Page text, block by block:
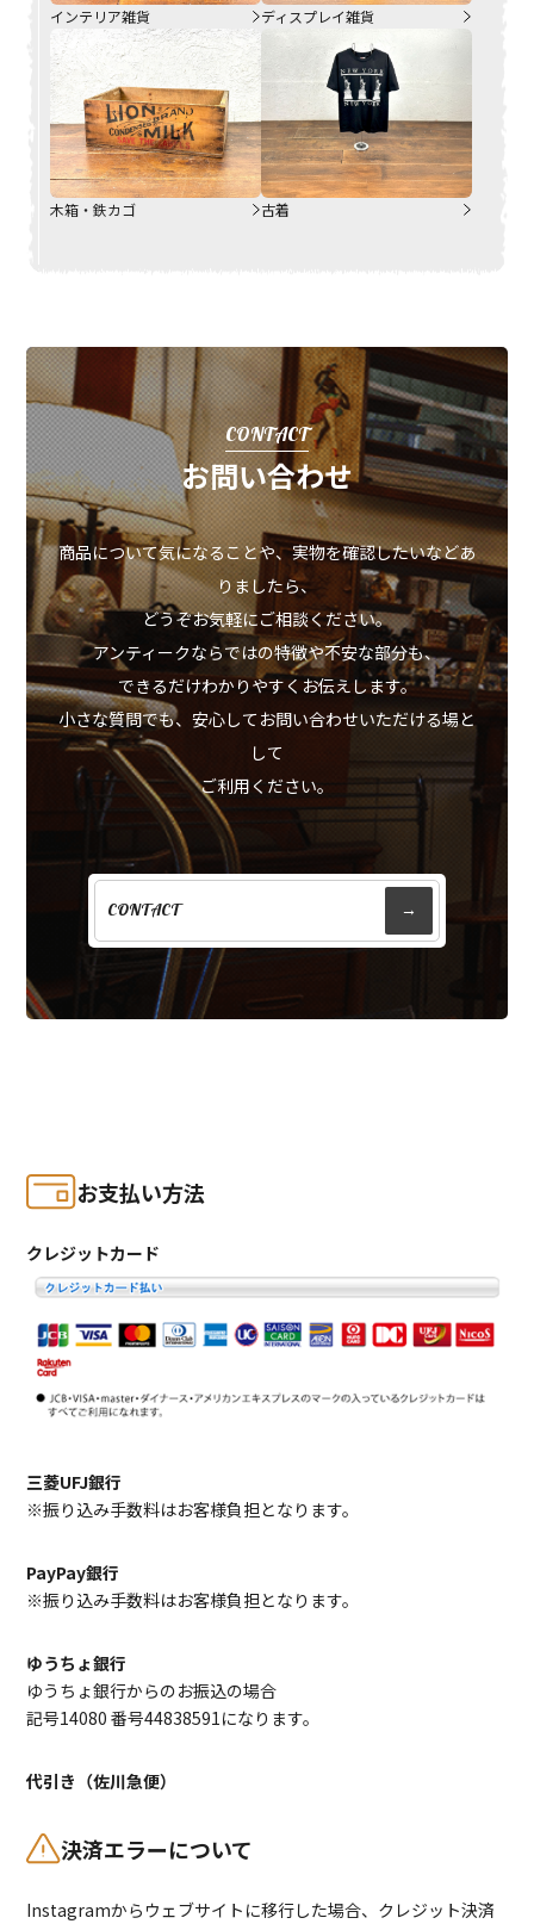
インテリア雑貨 ディスプレイ雑貨
木箱・鉄カゴ 古着
CONTACT
お問い合わせ
商品について気になることや、実物を確認したいなどあ
りましたら、
どうぞお気軽にご相談ください。
アンティークならではの特徴や不安な部分も、
できるだけわかりやすくお伝えします。
小さな質問でも、安心してお問い合わせいただける場と
して
ご利用ください。
CONTACT →
お支払い方法
クレジットカード
三菱UFJ銀行
※振り込み手数料はお客様負担となります。
PayPay銀行
※振り込み手数料はお客様負担となります。
ゆうちょ銀行
ゆうちょ銀行からのお振込の場合
記号14080 番号44838591になります。
代引き（佐川急便）
決済エラーについて
Instagramからウェブサイトに移行した場合、クレジット決済